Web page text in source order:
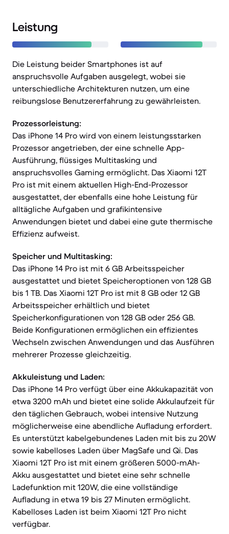
Leistung
Die Leistung beider Smartphones ist auf
anspruchsvolle Aufgaben ausgelegt, wobei sie
unterschiedliche Architekturen nutzen, um eine
reibungslose Benutzererfahrung zu gewährleisten.
Prozessorleistung:
Das iPhone 14 Pro wird von einem leistungsstarken
Prozessor angetrieben, der eine schnelle App-
Ausführung, flüssiges Multitasking und
anspruchsvolles Gaming ermöglicht. Das Xiaomi 12T
Pro ist mit einem aktuellen High-End-Prozessor
ausgestattet, der ebenfalls eine hohe Leistung für
alltägliche Aufgaben und grafikintensive
Anwendungen bietet und dabei eine gute thermische
Effizienz aufweist.
Speicher und Multitasking:
Das iPhone 14 Pro ist mit 6 GB Arbeitsspeicher
ausgestattet und bietet Speicheroptionen von 128 GB
bis 1 TB. Das Xiaomi 12T Pro ist mit 8 GB oder 12 GB
Arbeitsspeicher erhältlich und bietet
Speicherkonfigurationen von 128 GB oder 256 GB.
Beide Konfigurationen ermöglichen ein effizientes
Wechseln zwischen Anwendungen und das Ausführen
mehrerer Prozesse gleichzeitig.
Akkuleistung und Laden:
Das iPhone 14 Pro verfügt über eine Akkukapazität von
etwa 3200 mAh und bietet eine solide Akkulaufzeit für
den täglichen Gebrauch, wobei intensive Nutzung
möglicherweise eine abendliche Aufladung erfordert.
Es unterstützt kabelgebundenes Laden mit bis zu 20W
sowie kabelloses Laden über MagSafe und Qi. Das
Xiaomi 12T Pro ist mit einem größeren 5000-mAh-
Akku ausgestattet und bietet eine sehr schnelle
Ladefunktion mit 120W, die eine vollständige
Aufladung in etwa 19 bis 27 Minuten ermöglicht.
Kabelloses Laden ist beim Xiaomi 12T Pro nicht
verfügbar.